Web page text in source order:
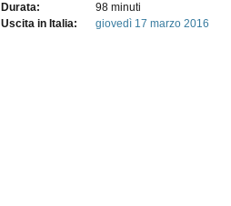
Durata:
98 minuti
Uscita in Italia:
giovedì 17 marzo 2016